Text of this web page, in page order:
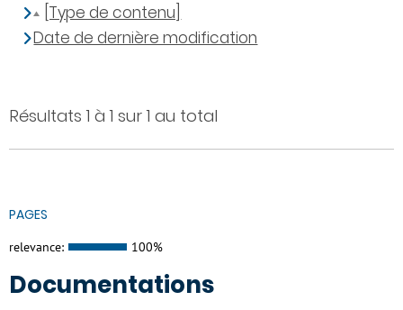
Résultats 1 à 1 sur 1 au total
PAGES
relevance: 100%
Documentations
[Type de contenu]
Date de dernière modification